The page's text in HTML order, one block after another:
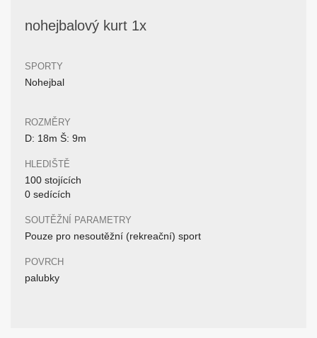
nohejbalový kurt 1x
SPORTY
Nohejbal
ROZMĚRY
D: 18m Š: 9m
HLEDIŠTĚ
100 stojících
0 sedících
SOUTĚŽNÍ PARAMETRY
Pouze pro nesoutěžní (rekreační) sport
POVRCH
palubky